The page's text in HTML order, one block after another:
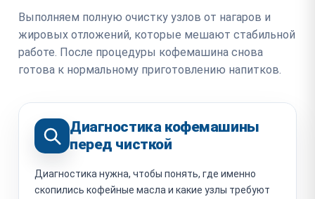
Выполняем полную очистку узлов от нагаров и
жировых отложений, которые мешают стабильной
работе. После процедуры кофемашина снова
готова к нормальному приготовлению напитков.
Диагностика кофемашины
перед чисткой
Диагностика нужна, чтобы понять, где именно
скопились кофейные масла и какие узлы требуют